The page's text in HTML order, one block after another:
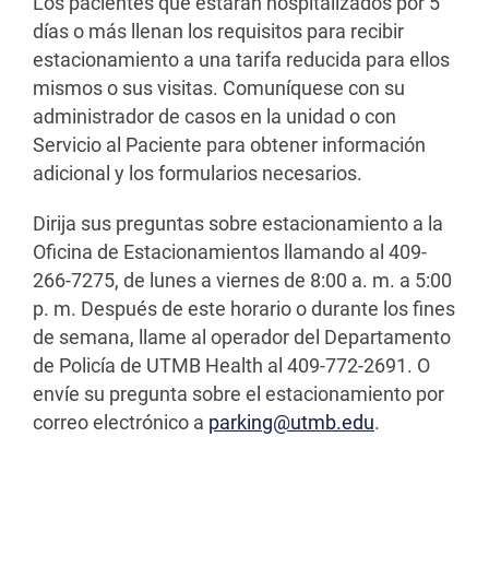
días o más llenan los requisitos para recibir
estacionamiento a una tarifa reducida para ellos
mismos o sus visitas. Comuníquese con su
administrador de casos en la unidad o con
Servicio al Paciente para obtener información
adicional y los formularios necesarios.
Dirija sus preguntas sobre estacionamiento a la
Oficina de Estacionamientos llamando al 409-
266-7275, de lunes a viernes de 8:00 a. m. a 5:00
p. m. Después de este horario o durante los fines
de semana, llame al operador del Departamento
de Policía de UTMB Health al 409-772-2691. O
envíe su pregunta sobre el estacionamiento por
correo electrónico a parking@utmb.edu.